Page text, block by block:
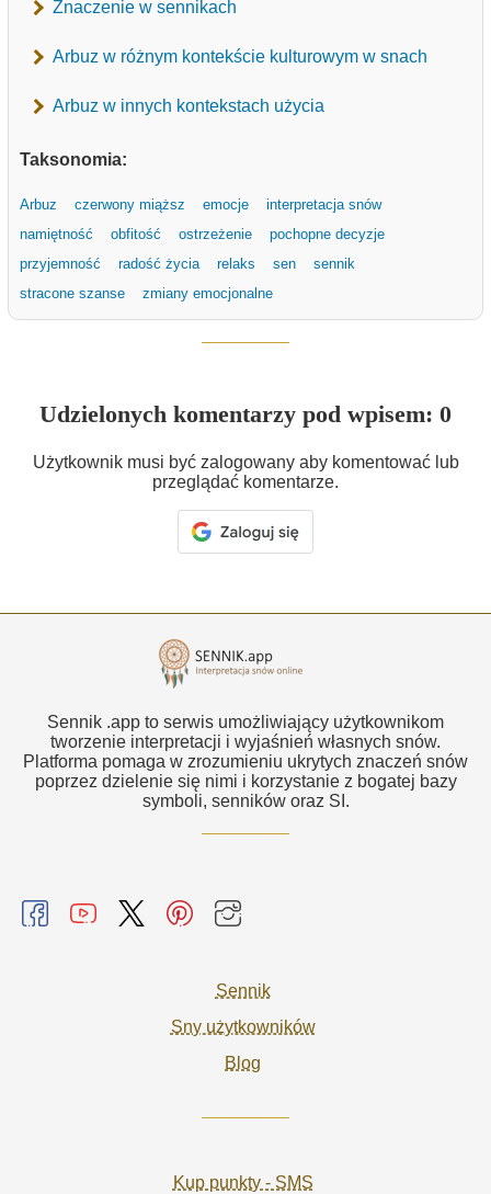
Znaczenie w sennikach
Arbuz w różnym kontekście kulturowym w snach
Arbuz w innych kontekstach użycia
Taksonomia:
Arbuz czerwony miąższ emocje
interpretacja snów
namiętność
obfitość ostrzeżenie
pochopne decyzje
przyjemność
radość życia relaks sen
sennik
stracone szanse
zmiany emocjonalne
Udzielonych komentarzy pod wpisem: 0
Użytkownik musi być zalogowany aby komentować lub
przeglądać komentarze.
Sennik .app to serwis umożliwiający użytkownikom
tworzenie interpretacji i wyjaśnień własnych snów.
Platforma pomaga w zrozumieniu ukrytych znaczeń snów
poprzez dzielenie się nimi i korzystanie z bogatej bazy
symboli, senników oraz SI.
Sennik
Sny użytkowników
Blog
Kup punkty - SMS